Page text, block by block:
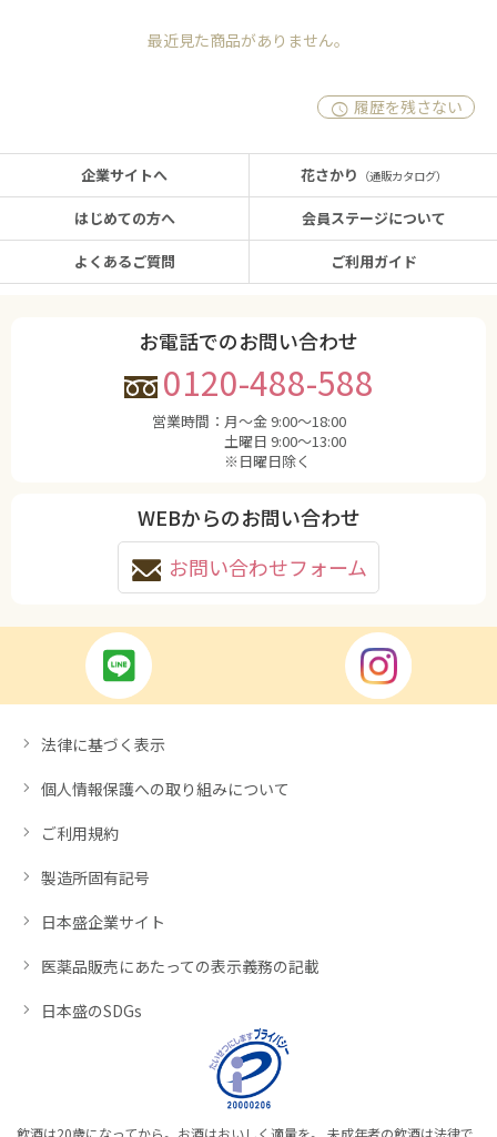
最近見た商品がありません。
履歴を残さない
企業サイトへ
はじめての方へ
よくあるご質問
花さかり （通販カタログ）
会員ステージについて
ご利用ガイド
お電話でのお問い合わせ
0120-488-588
営業時間： 月〜金 9:00〜18:00
土曜日 9:00〜13:00
※日曜日除く
WEBからのお問い合わせ
お問い合わせフォーム
法律に基づく表示
個人情報保護への取り組みについて
ご利用規約
製造所固有記号
日本盛企業サイト
医薬品販売にあたっての表示義務の記載
日本盛のSDGs